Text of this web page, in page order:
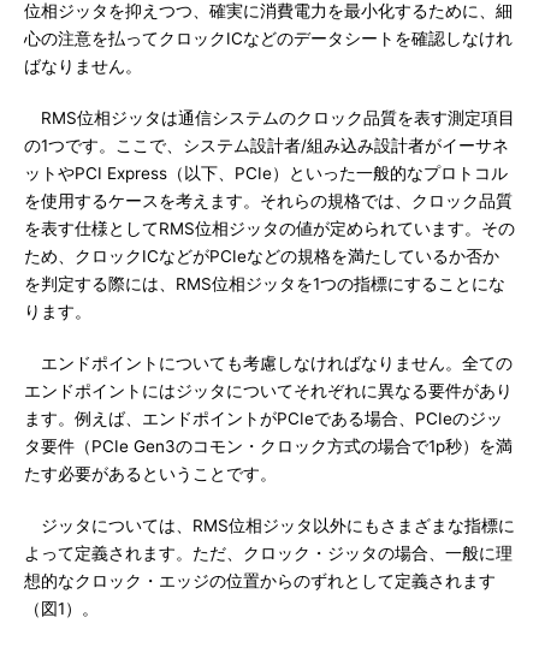
位相ジッタを抑えつつ、確実に消費電力を最小化するために、細
心の注意を払ってクロックICなどのデータシートを確認しなけれ
ばなりません。
RMS位相ジッタは通信システムのクロック品質を表す測定項目
の1つです。ここで、システム設計者/組み込み設計者がイーサネ
ットやPCI Express（以下、PCIe）といった一般的なプロトコル
を使用するケースを考えます。それらの規格では、クロック品質
を表す仕様としてRMS位相ジッタの値が定められています。その
ため、クロックICなどがPCIeなどの規格を満たしているか否か
を判定する際には、RMS位相ジッタを1つの指標にすることにな
ります。
エンドポイントについても考慮しなければなりません。全ての
エンドポイントにはジッタについてそれぞれに異なる要件があり
ます。例えば、エンドポイントがPCIeである場合、PCIeのジッ
タ要件（PCIe Gen3のコモン・クロック方式の場合で1p秒）を満
たす必要があるということです。
ジッタについては、RMS位相ジッタ以外にもさまざまな指標に
よって定義されます。ただ、クロック・ジッタの場合、一般に理
想的なクロック・エッジの位置からのずれとして定義されます
（図1）。